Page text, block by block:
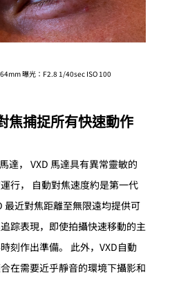
曝光：F2.8 1/40sec ISO 100
焦捕捉所有快速動作
達， VXD 馬達具有異常靈敏的
行， 自動對焦速度約是第一代
最近對焦距離至無限遠均提供可
踪表現，即使拍攝快速移動的主
刻作出準備。 此外，VXD自動
在需要近乎靜音的環境下攝影和